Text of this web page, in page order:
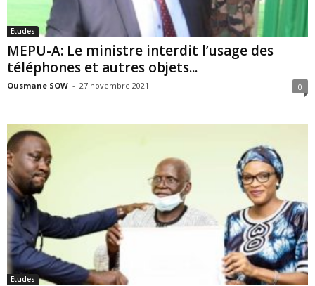
Etudes
MEPU-A: Le ministre interdit l’usage des
téléphones et autres objets...
Ousmane SOW - 27 novembre 2021 0
Etudes